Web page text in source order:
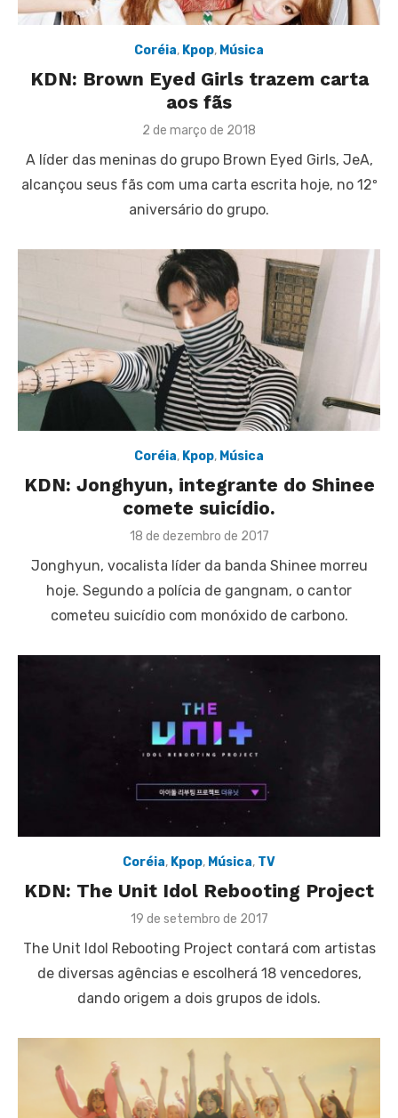
Coréia, Kpop, Música
KDN: Brown Eyed Girls trazem carta
aos fãs
Posted
2 de março de 2018
A líder das meninas do grupo Brown Eyed Girls, JeA,
alcançou seus fãs com uma carta escrita hoje, no 12º
aniversário do grupo.
Coréia, Kpop, Música
KDN: Jonghyun, integrante do Shinee
comete suicídio.
Posted
18 de dezembro de 2017
Jonghyun, vocalista líder da banda Shinee morreu
hoje. Segundo a polícia de gangnam, o cantor
cometeu suicídio com monóxido de carbono.
Coréia, Kpop, Música, TV
KDN: The Unit Idol Rebooting Project
Posted
19 de setembro de 2017
The Unit Idol Rebooting Project contará com artistas
de diversas agências e escolherá 18 vencedores,
dando origem a dois grupos de idols.